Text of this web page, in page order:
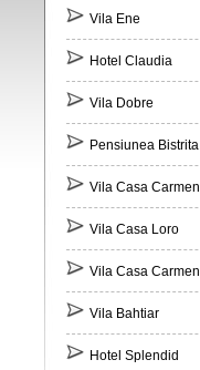
Vila Ene
Hotel Claudia
Vila Dobre
Pensiunea Bistrita
Vila Casa Carmen
Vila Casa Loro
Vila Casa Carmen
Vila Bahtiar
Hotel Splendid